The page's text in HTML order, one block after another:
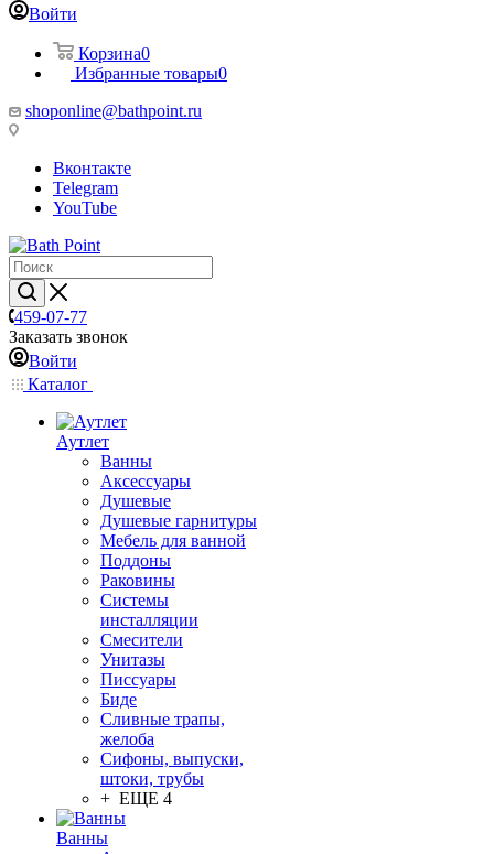
Войти
Корзина0
Избранные товары0
shoponline@bathpoint.ru
Вконтакте
Telegram
YouTube
459-07-77
Заказать звонок
Войти
Каталог
Аутлет
Ванны
Аксессуары
Душевые
Душевые гарнитуры
Мебель для ванной
Поддоны
Раковины
Системы
инсталляции
Смесители
Унитазы
Писсуары
Биде
Сливные трапы,
желоба
Сифоны, выпуски,
штоки, трубы
+ ЕЩЕ 4
Ванны